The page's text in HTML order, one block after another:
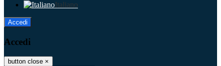
Italiano
Accedi
Accedi
button close ×